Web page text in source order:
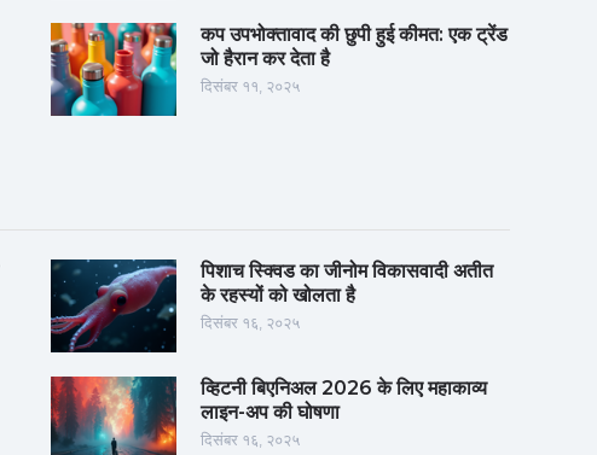
कप उपभोक्तावाद की छुपी हुई कीमत: एक ट्रेंड
जो हैरान कर देता है
दिसंबर ११, २०२५
पिशाच स्क्विड का जीनोम विकासवादी अतीत
के रहस्यों को खोलता है
दिसंबर १६, २०२५
व्हिटनी बिएनिअल 2026 के लिए महाकाव्य
लाइन-अप की घोषणा
दिसंबर १६, २०२५